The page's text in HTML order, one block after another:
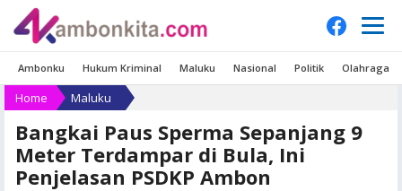
Ambonku Hukum Kriminal Maluku Nasional Politik Olahraga
Home Maluku
Bangkai Paus Sperma Sepanjang 9
Meter Terdampar di Bula, Ini
Penjelasan PSDKP Ambon